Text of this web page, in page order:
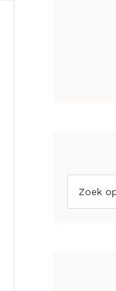
op